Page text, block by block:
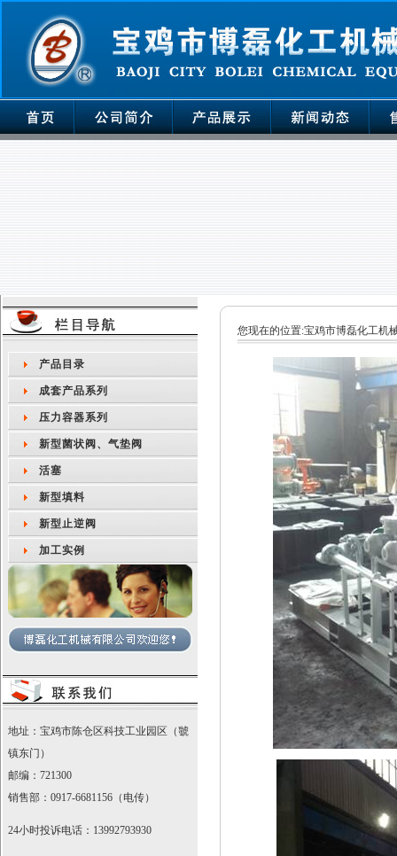
产品目录
成套产品系列
压力容器系列
新型菌状阀、气垫阀
活塞
新型填料
新型止逆阀
加工实例
地址：宝鸡市陈仓区科技工业园区（虢
镇东门）
邮编：721300
销售部：0917-6681156（电传）
24小时投诉电话：13992793930
您现在的位置:宝鸡市博磊化工机